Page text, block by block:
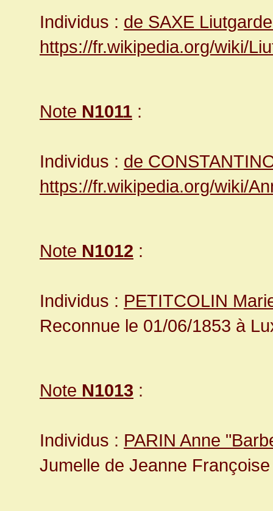
Individus : de SAXE
https://fr.wikipedia.org/wiki/
Note N1011 :
Individus : de
https://fr.wikipedia.org/wiki/
Note N1012 :
Individus : PETITCOLIN
Reconnue le 01/06/1853 à
Note N1013 :
Individus : PARIN Anne
Jumelle de Jeanne Françoise